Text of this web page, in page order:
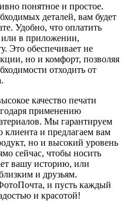
понятное и простое.
деталей, вам будет
Удобно, что оплатить
или в приложении,
Это обеспечивает не
но и комфорт, позволяя
отходить от
качество печати
применению
Мы гарантируем
клиента и предлагаем вам
но и высокий уровень
сейчас, чтобы носить
вашу историю, или
и друзьям.
и пусть каждый
и красотой!